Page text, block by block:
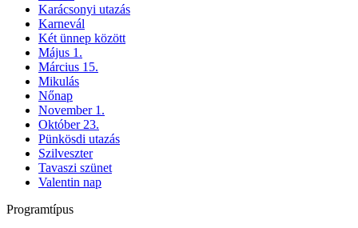
Karácsonyi utazás
Karnevál
Két ünnep között
Május 1.
Március 15.
Mikulás
Nőnap
November 1.
Október 23.
Pünkösdi utazás
Szilveszter
Tavaszi szünet
Valentin nap
Programtípus